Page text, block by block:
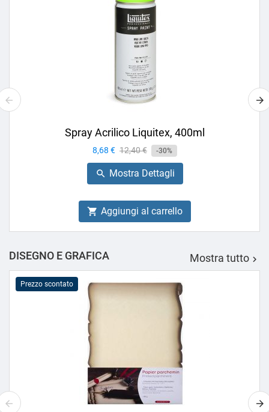
Spray Acrilico Liquitex, 400ml
Prezzo
8,68 € Prezzo
base
12,40 € -30%
 Mostra Dettagli
 Aggiungi al carrello
DISEGNO E GRAFICA Mostra tutto 
Prezzo scontato